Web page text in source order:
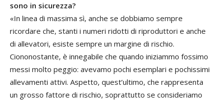
sono in sicurezza?
«In linea di massima sì, anche se dobbiamo sempre
ricordare che, stanti i numeri ridotti di riproduttori e anche
di allevatori, esiste sempre un margine di rischio.
Ciononostante, è innegabile che quando iniziammo fossimo
messi molto peggio: avevamo pochi esemplari e pochissimi
allevamenti attivi. Aspetto, quest’ultimo, che rappresenta
un grosso fattore di rischio, soprattutto se consideriamo